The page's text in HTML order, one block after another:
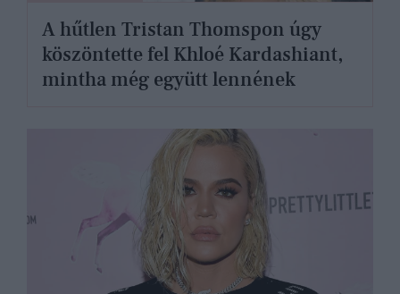
A hűtlen Tristan Thomspon úgy
köszöntette fel Khloé Kardashiant,
mintha még együtt lennének